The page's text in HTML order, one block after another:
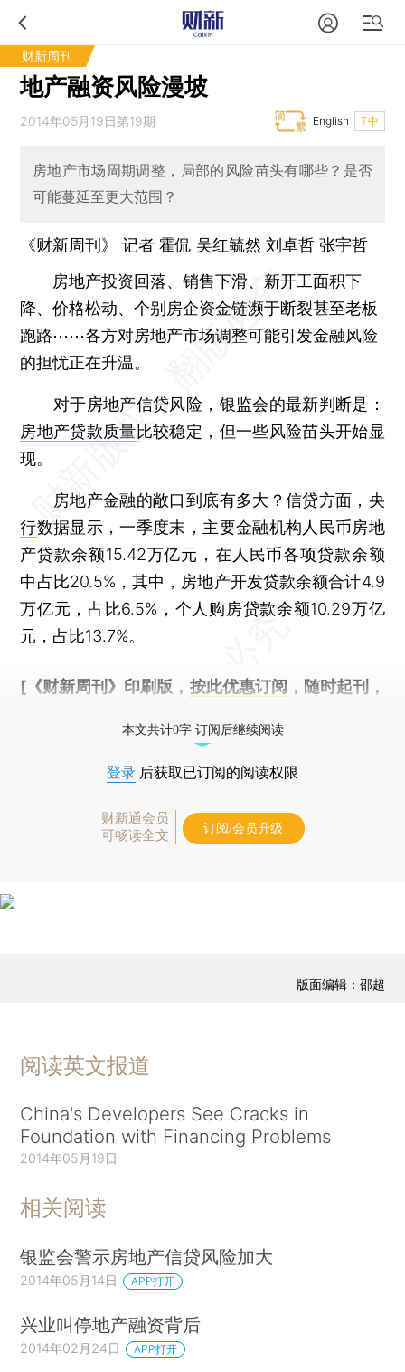
财新周刊
地产融资风险漫坡
2014年05月19日第19期 T中
English
房地产市场周期调整，局部的风险苗头有哪些？是否
可能蔓延至更大范围？
《财新周刊》 记者霍侃 吴红毓然 刘卓哲 张宇哲
房地产投资回落、销售下滑、新开工面积下
降、价格松动、个别房企资金链濒于断裂甚至老板
跑路⋯⋯各方对房地产市场调整可能引发金融风险
的担忧正在升温。
对于房地产信贷风险，银监会的最新判断是：
房地产贷款质量比较稳定，但一些风险苗头开始显
现。
房地产金融的敞口到底有多大？信贷方面， 央
行数据显示，一季度末，主要金融机构人民币房地
产贷款余额15.42万亿元，在人民币各项贷款余额
中占比20.5%，其中，房地产开发贷款余额合计4.9
万亿元，占比6.5%，个人购房贷款余额10.29万亿
元，占比13.7%。
[《财新周刊》印刷版， 按此优惠订阅 ，随时起刊，
本文共计0字 订阅后继续阅读
登录 后获取已订阅的阅读权限
财新通会员
可畅读全文
订阅/会员升级
版面编辑：邵超
阅读英文报道
China's Developers See Cracks in
Foundation with Financing Problems
2014年05月19日
相关阅读
银监会警示房地产信贷风险加大
2014年05月14日 APP打开
兴业叫停地产融资背后
2014年02月24日 APP打开